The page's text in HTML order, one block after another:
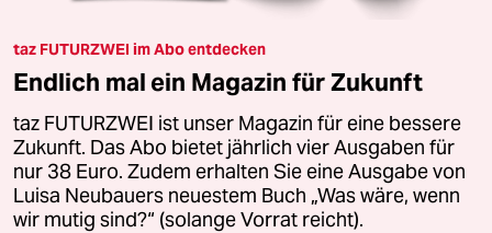
taz FUTURZWEI im Abo entdecken
Endlich mal ein Magazin für Zukunft
taz FUTURZWEI ist unser Magazin für eine bessere
Zukunft. Das Abo bietet jährlich vier Ausgaben für
nur 38 Euro. Zudem erhalten Sie eine Ausgabe von
Luisa Neubauers neuestem Buch „Was wäre, wenn
wir mutig sind?“ (solange Vorrat reicht).